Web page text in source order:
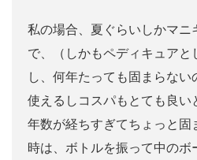
私の場合、夏ぐらいしかマ
で、（しかもペディキュアと
し、何年たっても固まらな
使えるしコスパもとても良い
年数が経ちすぎてちょっと固
時は、ボトルを振って中の